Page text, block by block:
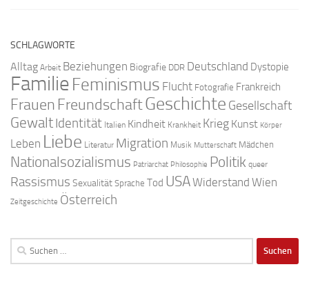
SCHLAGWORTE
Alltag Arbeit Beziehungen Biografie DDR Deutschland Dystopie
FamilieFeminismus Flucht Fotografie Frankreich
Frauen FreundschaftGeschichte Gesellschaft
GewaltIdentität Italien Kindheit Krankheit Krieg Kunst Körper
Leben Liebe Literatur Migration Musik Mutterschaft Mädchen
Nationalsozialismus Patriarchat Philosophie Politik queer
Rassismus SexualitätSprache Tod USAWiderstand Wien
Zeitgeschichte Österreich
Suchen
nach: